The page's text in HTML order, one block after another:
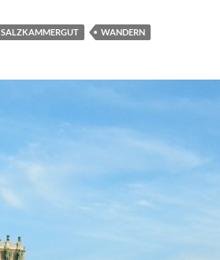
SALZKAMMERGUT WANDERN